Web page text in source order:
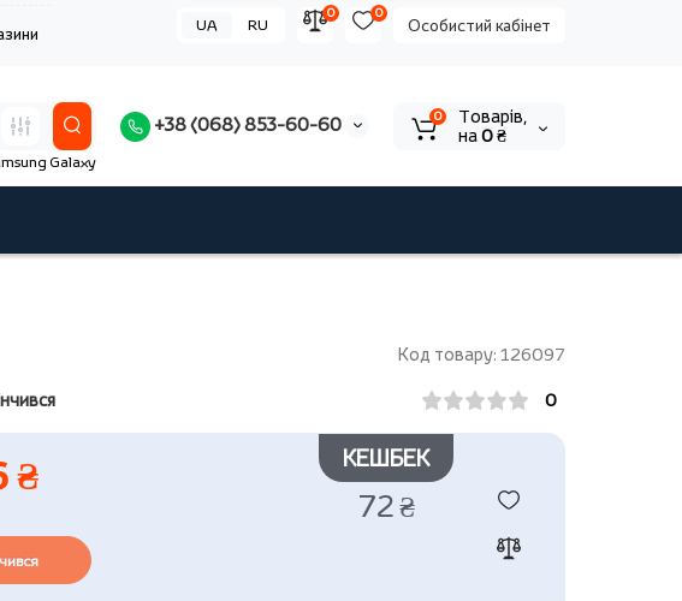
Особистий кабінет
0
0
UA RU
+38 (068) 853-60-60
Galaxy
0
Tоварів,
на0 ₴
Код товару: 126097
0
₴ КЕШБЕК
72 ₴